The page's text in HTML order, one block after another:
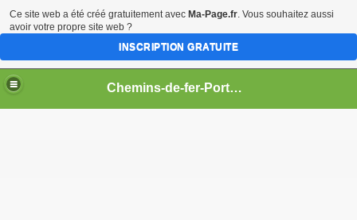
Chemins-de-fer-Portugais
Ce site web a été créé gratuitement avec Ma-Page.fr. Vous souhaitez aussi
avoir votre propre site web ?
INSCRIPTION GRATUITE